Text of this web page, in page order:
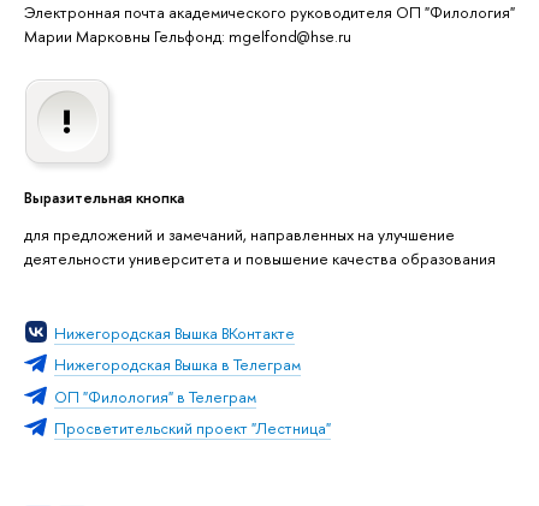
Электронная почта академического руководителя ОП "Филология"
Марии Марковны Гельфонд: mgelfond@hse.ru
Выразительная кнопка
для предложений и замечаний, направленных на улучшение
деятельности университета и повышение качества образования
Нижегородская Вышка ВКонтакте
Нижегородская Вышка в Телеграм
ОП "Филология" в Телеграм
Просветительский проект "Лестница"